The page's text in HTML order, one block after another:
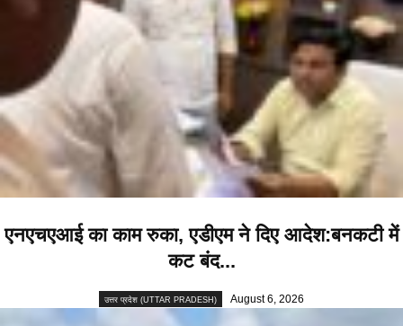
एनएचएआई का काम रुका, एडीएम ने दिए आदेश:बनकटी में
कट बंद...
उत्तर प्रदेश (UTTAR PRADESH) August 6, 2026